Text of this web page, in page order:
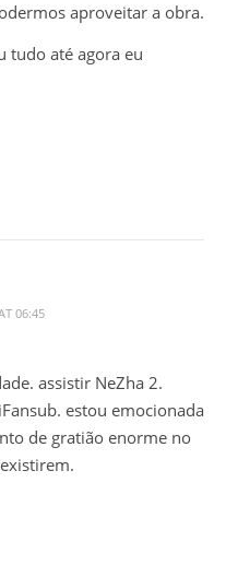
aproveitar a obra.
tudo até agora eu
06:45
assistir NeZha 2.
estou emocionada
de gratião enorme no